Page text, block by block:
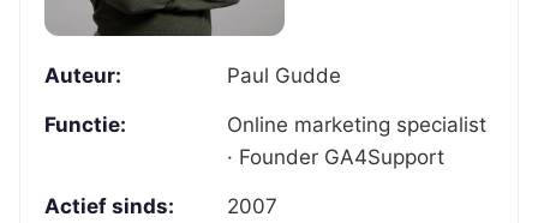
Auteur: Paul Gudde
Functie:
Online marketing specialist
· Founder GA4Support
Actief sinds: 2007